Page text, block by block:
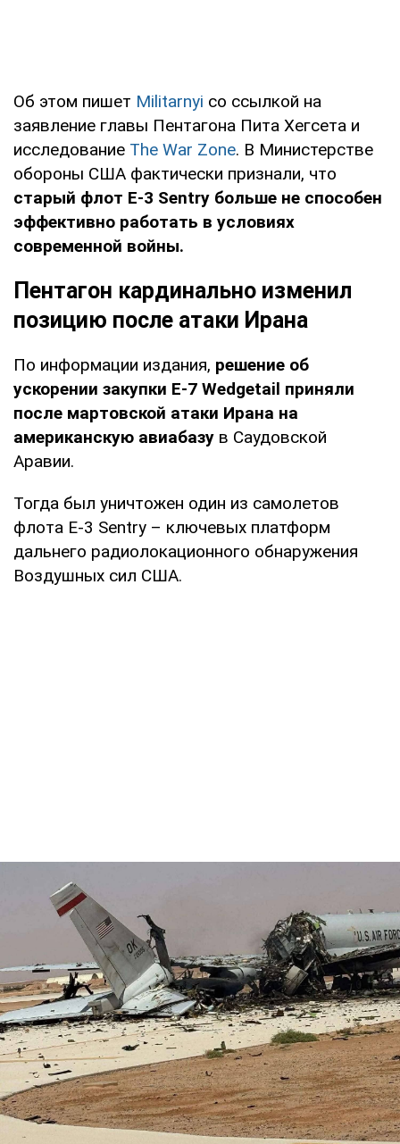
Об этом пишет Militarnyi со ссылкой на
заявление главы Пентагона Пита Хегсета и
исследование The War Zone. В Министерстве
обороны США фактически признали, что
старый флот E-3 Sentry больше не способен
эффективно работать в условиях
современной войны.
Пентагон кардинально изменил
позицию после атаки Ирана
По информации издания, решение об
ускорении закупки E-7 Wedgetail приняли
после мартовской атаки Ирана на
американскую авиабазу в Саудовской
Аравии.
Тогда был уничтожен один из самолетов
флота E-3 Sentry – ключевых платформ
дальнего радиолокационного обнаружения
Воздушных сил США.